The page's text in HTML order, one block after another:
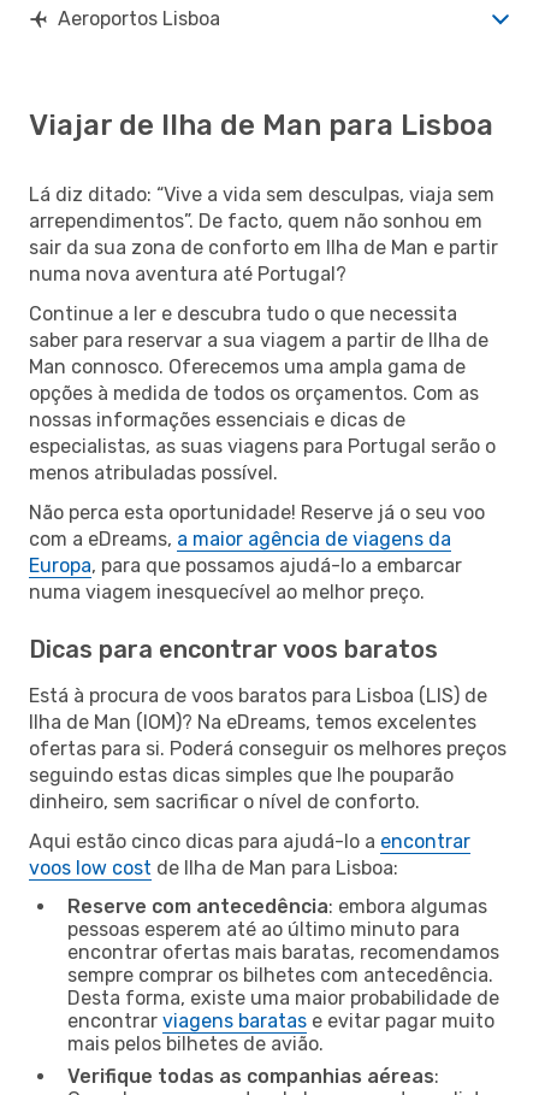
Aeroportos Lisboa
Viajar de Ilha de Man para Lisboa
Lá diz ditado: “Vive a vida sem desculpas, viaja sem
arrependimentos”. De facto, quem não sonhou em
sair da sua zona de conforto em Ilha de Man e partir
numa nova aventura até Portugal?
Continue a ler e descubra tudo o que necessita
saber para reservar a sua viagem a partir de Ilha de
Man connosco. Oferecemos uma ampla gama de
opções à medida de todos os orçamentos. Com as
nossas informações essenciais e dicas de
especialistas, as suas viagens para Portugal serão o
menos atribuladas possível.
Não perca esta oportunidade! Reserve já o seu voo
com a eDreams, a maior agência de viagens da
Europa, para que possamos ajudá-lo a embarcar
numa viagem inesquecível ao melhor preço.
Dicas para encontrar voos baratos
Está à procura de voos baratos para Lisboa (LIS) de
Ilha de Man (IOM)? Na eDreams, temos excelentes
ofertas para si. Poderá conseguir os melhores preços
seguindo estas dicas simples que lhe pouparão
dinheiro, sem sacrificar o nível de conforto.
Aqui estão cinco dicas para ajudá-lo a encontrar
voos low cost de Ilha de Man para Lisboa:
Reserve com antecedência: embora algumas
pessoas esperem até ao último minuto para
encontrar ofertas mais baratas, recomendamos
sempre comprar os bilhetes com antecedência.
Desta forma, existe uma maior probabilidade de
encontrar viagens baratas e evitar pagar muito
mais pelos bilhetes de avião.
Verifique todas as companhias aéreas: